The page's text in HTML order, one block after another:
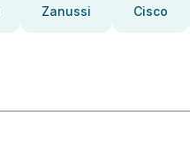
Zanussi Cisco